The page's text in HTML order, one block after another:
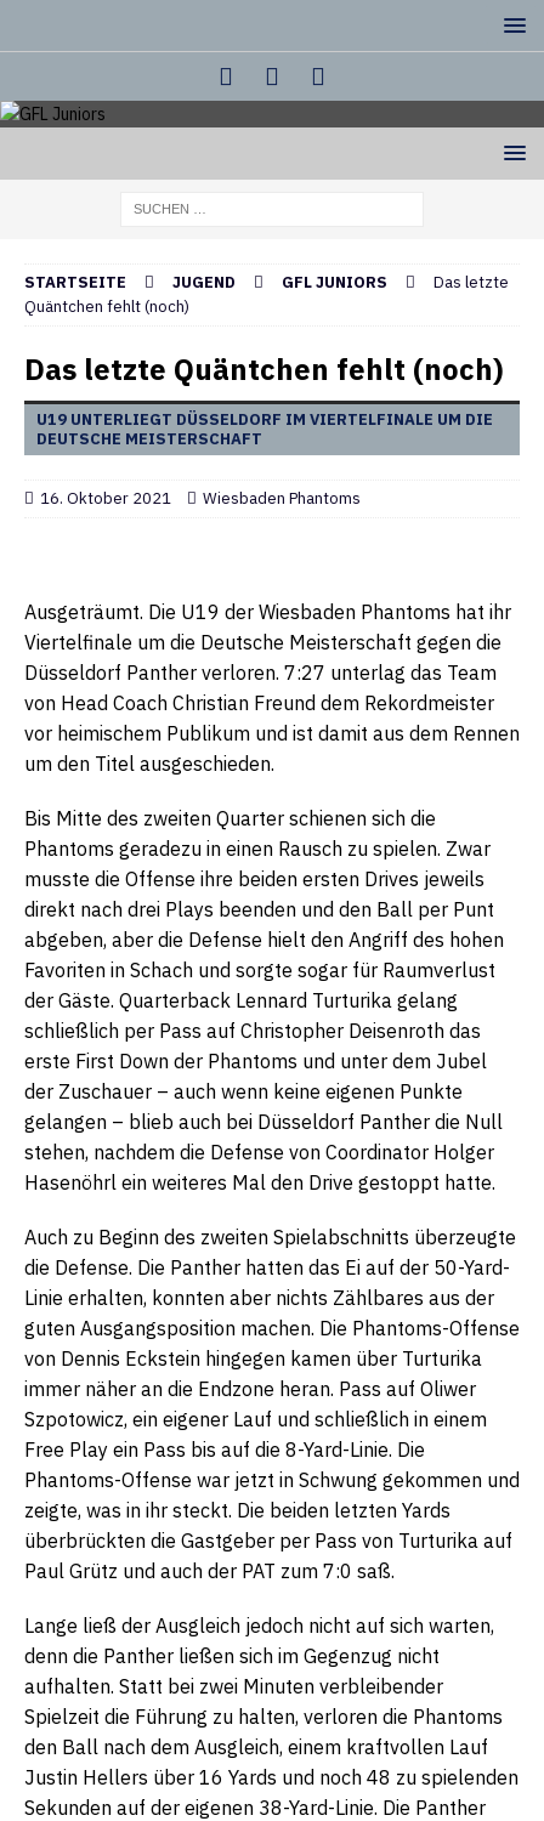
STARTSEITE JUGEND GFL JUNIORS
Das letzte
Quäntchen fehlt (noch)
Das letzte Quäntchen fehlt (noch)
U19 UNTERLIEGT DÜSSELDORF IM VIERTELFINALE UM DIE
DEUTSCHE MEISTERSCHAFT
16. Oktober 2021 Wiesbaden Phantoms
Ausgeträumt. Die U19 der Wiesbaden Phantoms hat ihr
Viertelfinale um die Deutsche Meisterschaft gegen die
Düsseldorf Panther verloren. 7:27 unterlag das Team
von Head Coach Christian Freund dem Rekordmeister
vor heimischem Publikum und ist damit aus dem Rennen
um den Titel ausgeschieden.
Bis Mitte des zweiten Quarter schienen sich die
Phantoms geradezu in einen Rausch zu spielen. Zwar
musste die Offense ihre beiden ersten Drives jeweils
direkt nach drei Plays beenden und den Ball per Punt
abgeben, aber die Defense hielt den Angriff des hohen
Favoriten in Schach und sorgte sogar für Raumverlust
der Gäste. Quarterback Lennard Turturika gelang
schließlich per Pass auf Christopher Deisenroth das
erste First Down der Phantoms und unter dem Jubel
der Zuschauer – auch wenn keine eigenen Punkte
gelangen – blieb auch bei Düsseldorf Panther die Null
stehen, nachdem die Defense von Coordinator Holger
Hasenöhrl ein weiteres Mal den Drive gestoppt hatte.
Auch zu Beginn des zweiten Spielabschnitts überzeugte
die Defense. Die Panther hatten das Ei auf der 50-Yard-
Linie erhalten, konnten aber nichts Zählbares aus der
guten Ausgangsposition machen. Die Phantoms-Offense
von Dennis Eckstein hingegen kamen über Turturika
immer näher an die Endzone heran. Pass auf Oliwer
Szpotowicz, ein eigener Lauf und schließlich in einem
Free Play ein Pass bis auf die 8-Yard-Linie. Die
Phantoms-Offense war jetzt in Schwung gekommen und
zeigte, was in ihr steckt. Die beiden letzten Yards
überbrückten die Gastgeber per Pass von Turturika auf
Paul Grütz und auch der PAT zum 7:0 saß.
Lange ließ der Ausgleich jedoch nicht auf sich warten,
denn die Panther ließen sich im Gegenzug nicht
aufhalten. Statt bei zwei Minuten verbleibender
Spielzeit die Führung zu halten, verloren die Phantoms
den Ball nach dem Ausgleich, einem kraftvollen Lauf
Justin Hellers über 16 Yards und noch 48 zu spielenden
Sekunden auf der eigenen 38-Yard-Linie. Die Panther